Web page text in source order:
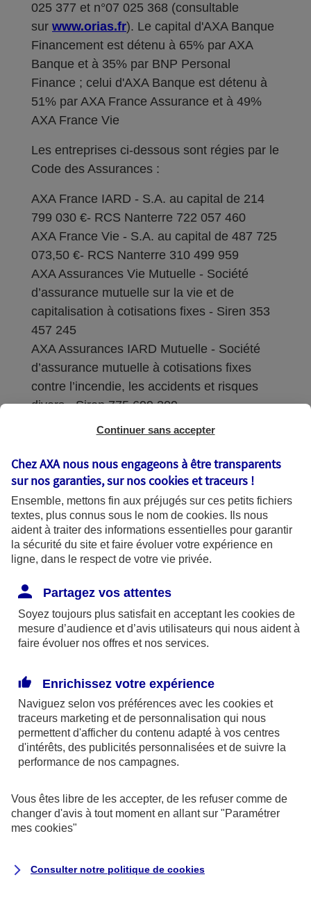
025 377 et n°07 025 368 (consultable
sur www.orias.fr). Le capital d'AXA Banque
Financement est détenu à 65% par AXA
Banque et à 35% par BNP Personal
Finance ; celui d'AXA Banque est détenu à
51% par AXA France Assurance et à 49%
AXA France Vie
Les entreprises ci-dessous sont régies par le
Code des Assurances :
AXA France IARD - S.A. au capital de 214
799 030 €- RCS Nanterre 722 057 460
AXA France Vie - S.A. au capital de 487 725
073,50 €- RCS Nanterre 310 499 959
AXA Assurances Vie Mutuelle - Société
d’assurance mutuelle sur la vie et de
capitalisation à cotisations fixes - Siren 353
457 245
AXA Assurances IARD Mutuelle - Société
d’assurance mutuelle à cotisations fixes
contre l’incendie, les accidents et risques
divers - Siren 775 699 309
Sièges sociaux : 313 Terrasses de l’Arche –
Coordonnées de l'Autorité de contrôle
prudentiel et de résolution (ACPR) : - 4
Place de Budapest - CS 92459 - 75436
Paris Cedex 09. Le détail des procédures de
recours et de réclamation et les
disponibles sur le site axa.fr.
AXA France IARD et AXA France Vie sont
mandataires exclusifs en opérations de
246 et n°13 005 764 (consultable
surwww.orias.fr)
AXA Assistance France Assurances,
S.A au capital de 51 429 430,40 €,
Siège social :
8-10, rue Paul Vaillant Couturier
Continuer sans accepter
Chez AXA nous nous engageons à être transparents
sur nos garanties, sur noscookies et traceurs !
Ensemble, mettons fin aux préjugés sur ces petits fichiers
textes, plus connus sous le nom de cookies. Ils nous
aident à traiter des informations essentielles pour garantir
la sécurité du site et faire évoluer votre expérience en
ligne, dans le respect de votre vie privée.
Partagez vos attentes
Soyez toujours plus satisfait en acceptant les cookies de
mesure d’audience et d’avis utilisateurs qui nous aident à
faire évoluer nos offres et nos services.
Enrichissez votre expérience
Naviguez selon vos préférences avec les cookies et
traceurs marketing et de personnalisation qui nous
permettent d'afficher du contenu adapté à vos centres
d'intérêts, des publicités personnalisées et de suivre la
performance de nos campagnes.
Vous êtes libre de les accepter, de les refuser comme de
changer d'avis à tout moment en allant sur "Paramétrer
mes cookies"
Consulter notre politique de cookies